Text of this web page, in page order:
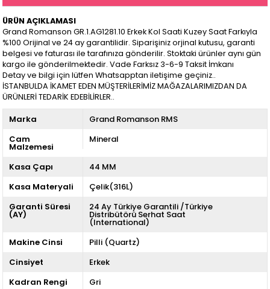
ÜRÜN AÇIKLAMASI
Grand Romanson GR.1.AG1281.10 Erkek Kol Saati Kuzey Saat Farkıyla
%100 Orijinal ve 24 ay garantilidir. Siparişiniz orjinal kutusu, garanti
belgesi ve faturası ile tarafınıza gönderilir. Stoktaki ürünler aynı gün
kargo ile gönderilmektedir. Vade Farksız 3-6-9 Taksit İmkanı
Detay ve bilgi için lütfen Whatsapptan iletişime geçiniz..
İSTANBULDA İKAMET EDEN MÜŞTERİLERİMİZ MAĞAZALARIMIZDAN DA
ÜRÜNLERİ TEDARİK EDEBİLİRLER..
Marka
Grand Romanson RMS
Cam
Malzemesi
Mineral
Kasa Çapı
44 MM
Kasa Materyali
Çelik(316L)
Garanti Süresi
(AY)
24 Ay Türkiye Garantili /Türkiye
Distribütörü Serhat Saat
(International)
Makine Cinsi
Pilli (Quartz)
Cinsiyet
Erkek
Kadran Rengi
Gri